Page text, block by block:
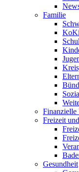
Familie
Finanzielle
Freizeit
Gesundheit